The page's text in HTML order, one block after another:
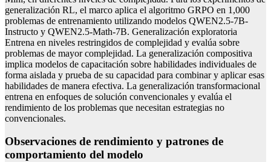
generalización RL, el marco aplica el algoritmo GRPO en 1,000
problemas de entrenamiento utilizando modelos QWEN2.5-7B-
Instructo y QWEN2.5-Math-7B. Generalización exploratoria
Entrena en niveles restringidos de complejidad y evalúa sobre
problemas de mayor complejidad. La generalización compositiva
implica modelos de capacitación sobre habilidades individuales de
forma aislada y prueba de su capacidad para combinar y aplicar esas
habilidades de manera efectiva. La generalización transformacional
entrena en enfoques de solución convencionales y evalúa el
rendimiento de los problemas que necesitan estrategias no
convencionales.
Observaciones de rendimiento y patrones de
comportamiento del modelo